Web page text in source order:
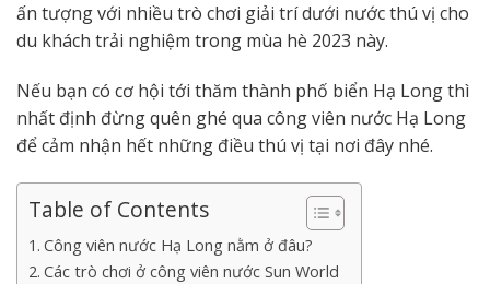
ấn tượng với nhiều trò chơi giải trí dưới nước thú vị cho
du khách trải nghiệm trong mùa hè 2023 này.
Nếu bạn có cơ hội tới thăm thành phố biển Hạ Long thì
nhất định đừng quên ghé qua công viên nước Hạ Long
để cảm nhận hết những điều thú vị tại nơi đây nhé.
Table of Contents
Công viên nước Hạ Long nằm ở đâu?
Các trò chơi ở công viên nước Sun World